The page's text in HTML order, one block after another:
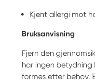
Kjent allergi mot
Bruksanvisning
Fjern den
har ingen betydning
formes etter behov.